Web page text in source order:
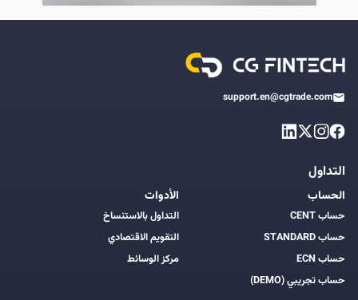
support.en@cgtrade.com
التداول
الحساب
حساب CENT
حساب STANDARD
حساب ECN
حساب تجريبي (DEMO)
الأدوات
التداول بالاستنساخ
التقويم الاقتصادي
مركز الوسائط